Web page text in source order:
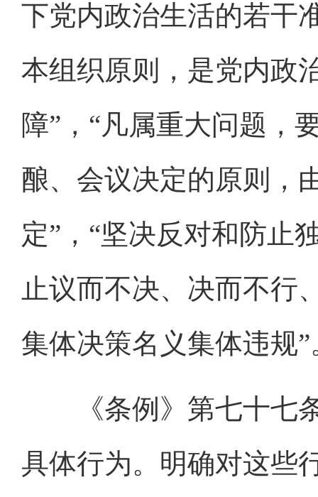
下党内政治生活的若干
本组织原则，是党内政
障”，“凡属重大问题，
酿、会议决定的原则，
定”，“坚决反对和防止
止议而不决、决而不行
集体决策名义集体违规”
《条例》第七十七条
具体行为。明确对这些